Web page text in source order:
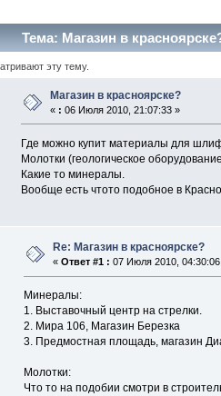
Тема: Магазин в
эту тему.
Магазин в красноярске?
« : 06 Июля 2010, 21:07:33 »
Где можно купит материалы для
Молотки (геологическое
Какие то минералы.
Вообще есть чтото подобное в
Re: Магазин в красноярске?
«Ответ #1 : 07 Июля 2010,
Минералы:
1. Выставочный центр на стрелки.
2. Мира 106, Магазин Березка
3. Предмостная площадь, магазин
Молотки:
Что то на подобии смотри в